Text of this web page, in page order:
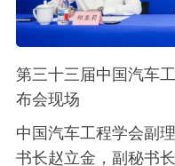
第三十三届中国汽车
布会现场
中国汽车工程学会副
书长赵立金，副秘书